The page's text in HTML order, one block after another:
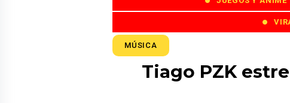
MÚSICA
Tiago PZK